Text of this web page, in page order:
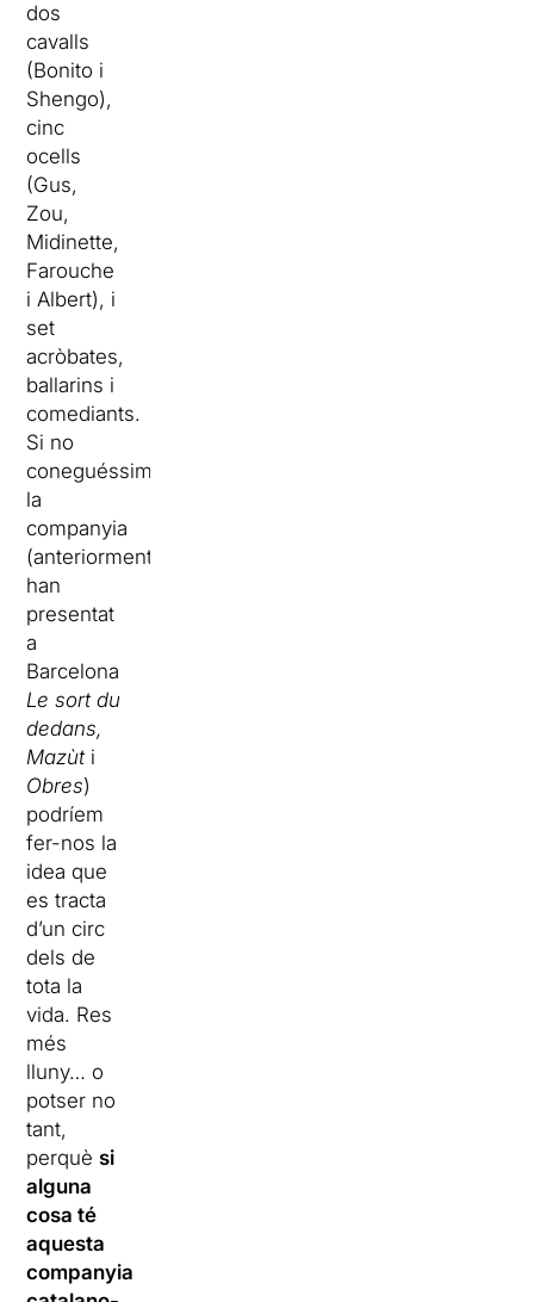
dos
cavalls
(Bonito i
Shengo),
cinc
ocells
(Gus,
Zou,
Midinette,
Farouche
i Albert), i
set
acròbates,
ballarins i
comediants.
Si no
coneguéssim
la
companyia
(anteriorment
han
presentat
a
Barcelona
Le sort du
dedans,
Mazùti
Obres)
podríem
fer-nos la
idea que
es tracta
d’un circ
dels de
tota la
vida. Res
més
lluny… o
potser no
tant,
perquèsi
alguna
cosa té
aquesta
companyia